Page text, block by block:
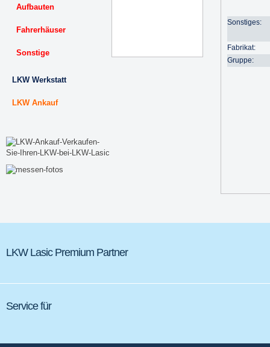
Aufbauten
Fahrerhäuser
Sonstige
LKW Werkstatt
LKW Ankauf
Sonstiges:
Fabrikat:
Gruppe:
LKW Lasic Premium Partner
Service für